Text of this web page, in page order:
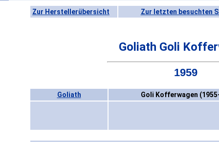
Zur Herstellerübersicht Zur letzten besuchten
Goliath Goli
1959
Goliath Goli Kofferwagen